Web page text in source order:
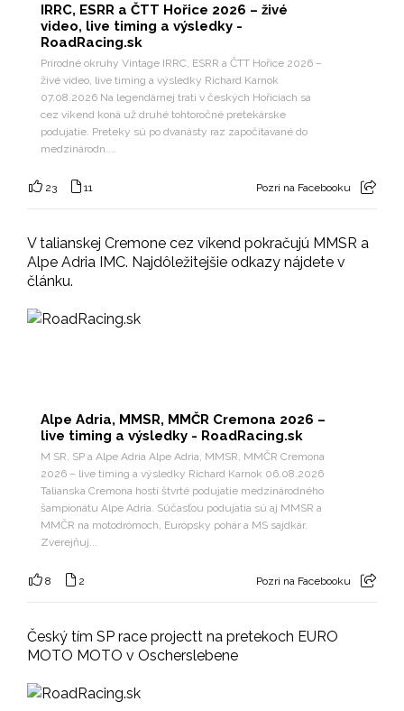
IRRC, ESRR a ČTT Hořice 2026 – živé
video, live timing a výsledky -
RoadRacing.sk
Prírodné okruhy Vintage IRRC, ESRR a ČTT Hořice 2026 –
živé video, live timing a výsledky Richard Karnok
07.08.2026 Na legendárnej trati v českých Hořiciach sa
cez víkend koná už druhé tohtoročné pretekárske
podujatie. Preteky sú po dvanásty raz započítavané do
medzinárodn....
23 11 Pozri na Facebooku
V talianskej Cremone cez víkend pokračujú MMSR a
Alpe Adria IMC. Najdôležitejšie odkazy nájdete v
článku.
Alpe Adria, MMSR, MMČR Cremona 2026 –
live timing a výsledky - RoadRacing.sk
M SR, SP a Alpe Adria Alpe Adria, MMSR, MMČR Cremona
2026 – live timing a výsledky Richard Karnok 06.08.2026
Talianska Cremona hostí štvrté podujatie medzinárodného
šampionátu Alpe Adria. Súčasťou podujatia sú aj MMSR a
MMČR na motodrómoch, Európsky pohár a MS sajdkár.
Zverejňuj...
8 2 Pozri na Facebooku
Český tím SP race projectt na pretekoch EURO
MOTO MOTO v Oscherslebene